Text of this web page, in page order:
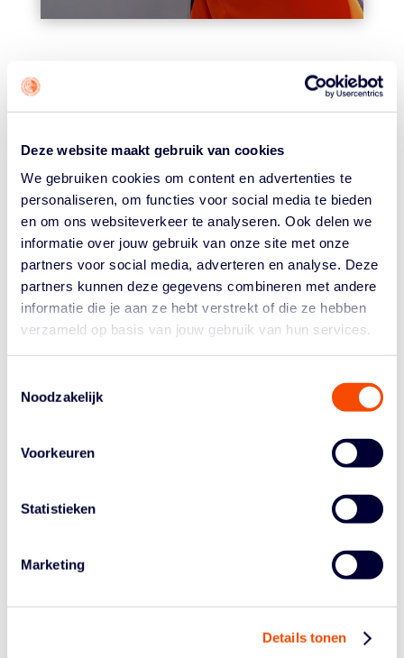
Deze website maakt gebruik van cookies
We gebruiken cookies om content en advertenties te
personaliseren, om functies voor social media te bieden
en om ons websiteverkeer te analyseren. Ook delen we
informatie over jouw gebruik van onze site met onze
partners voor social media, adverteren en analyse. Deze
partners kunnen deze gegevens combineren met andere
informatie die je aan ze hebt verstrekt of die ze hebben
verzameld op basis van jouw gebruik van hun services.
Noodzakelijk
Voorkeuren
Statistieken
Marketing
Details tonen
Mannen 3×3
Vrouwen 3×3
Mannen 5-5
Vrouwen 5-5
Rolstoelbasketbal OL
Orange Lions Academy
Topsport en Talentontwikkeling
Partners
SELECTIE
Jacobo van de Knaap